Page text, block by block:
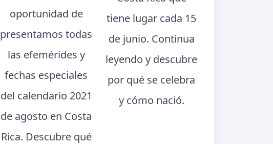
oportunidad de
presentamos todas
las efemérides y
fechas especiales
del calendario 2021
de agosto en Costa
Rica. Descubre qué
tiene lugar cada 15
de junio. Continua
leyendo y descubre
por qué se celebra
y cómo nació.